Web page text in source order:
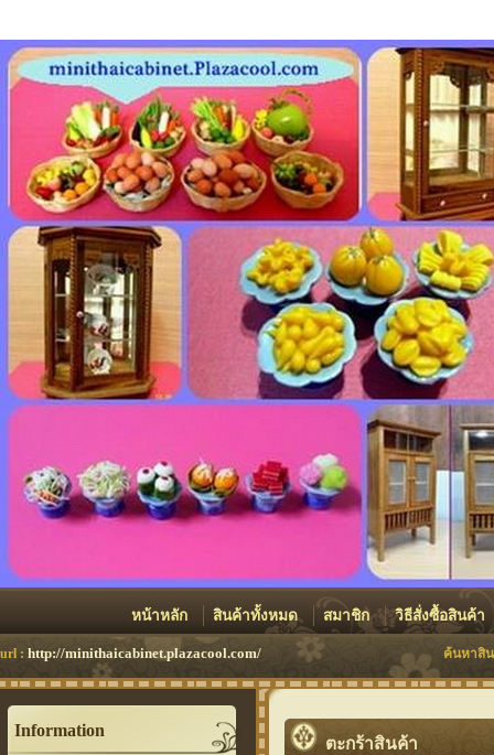
หน้าหลัก สินค้าทั้งหมด สมาชิก วิธีสั่งซื้อสินค้า
url : http://minithaicabinet.plazacool.com/ ค้นหาสิ
Information
ตะกร้าสินค้า